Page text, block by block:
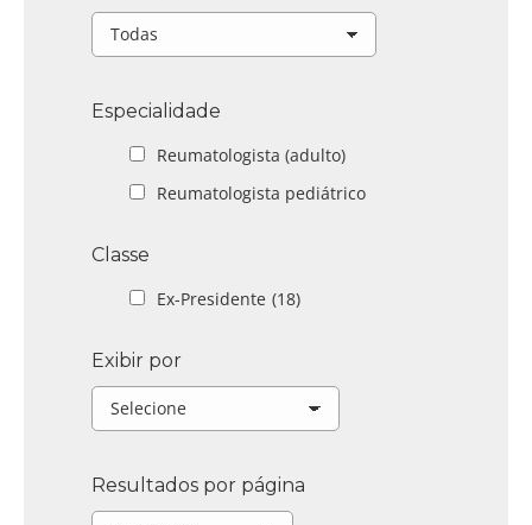
Especialidade
Reumatologista (adulto)
Reumatologista pediátrico
Classe
Ex-Presidente (18)
Exibir por
Resultados por página